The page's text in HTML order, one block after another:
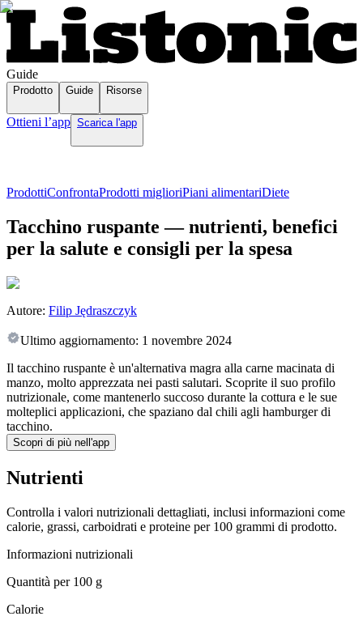
Guide
Prodotto Guide Risorse
Ottieni l’app Scarica l'app
ProdottiConfrontaProdotti miglioriPiani alimentariDiete
Tacchino ruspante — nutrienti, benefici
per la salute e consigli per la spesa
Autore: Filip Jędraszczyk
Ultimo aggiornamento: 1 novembre 2024
Il tacchino ruspante è un'alternativa magra alla carne macinata di
manzo, molto apprezzata nei pasti salutari. Scoprite il suo profilo
nutrizionale, come mantenerlo succoso durante la cottura e le sue
molteplici applicazioni, che spaziano dal chili agli hamburger di
tacchino.
Scopri di più nell'app
Nutrienti
Controlla i valori nutrizionali dettagliati, inclusi informazioni come
calorie, grassi, carboidrati e proteine per 100 grammi di prodotto.
Informazioni nutrizionali
Quantità per100 g
Calorie